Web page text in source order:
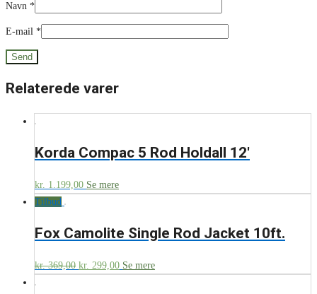
Navn *
E-mail *
Relaterede varer
Korda Compac 5 Rod Holdall 12′
kr. 1.199,00 Se mere
Tilbud
Fox Camolite Single Rod Jacket 10ft.
kr.369,00 kr. 299,00 Se mere